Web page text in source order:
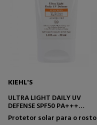
KIEHL'S
ULTRA LIGHT DAILY UV
DEFENSE SPF50 PA+++
PROTETOR SOLAR
Protetor solar para o rosto